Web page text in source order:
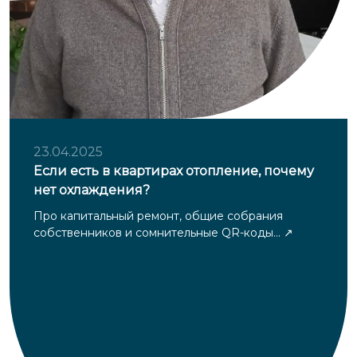
23.04.2025
Если есть в квартирах отопление, почему
нет охлаждения?
Про капитальный ремонт, общие собрания
собственников и сомнительные QR-коды...